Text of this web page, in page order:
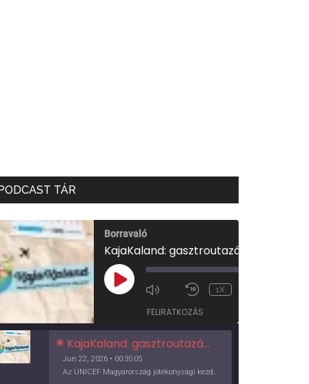
TÁR
Borravaló
PLAY
EPISODE
1X
FELIRATKOZÁS
KajaKaland: gasztroutazás a föld körül
Jun 22, 2026 • 00:35:05
Az UNICEF Magyarország jótékonysági kezdeményezése izgalmas, egész éves világkörüli ízutazásra hív, igazi családi program és gasztroedukáció, illetve segítség a rászorulóknak is egyben.